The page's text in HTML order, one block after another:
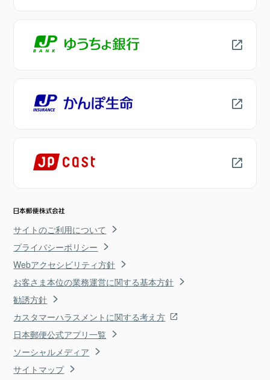
サイトのご利用について
プライバシーポリシー
Webアクセシビリティ方針
お客さま本位の業務運営に関する基本方針
勧誘方針
カスタマーハラスメントに関する考え方
日本郵便公式アプリ一覧
ソーシャルメディア
サイトマップ